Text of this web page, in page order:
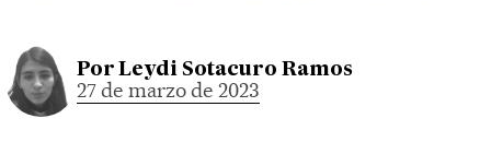
Por Leydi Sotacuro Ramos
27 de marzo de 2023